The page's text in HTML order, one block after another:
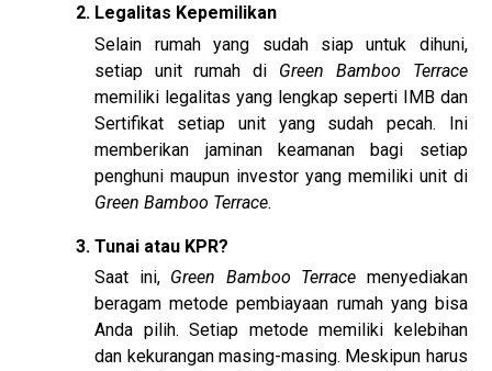
Legalitas Kepemilikan
Selain rumah yang sudah siap untuk dihuni,
setiap unit rumah di Green Bamboo Terrace
memiliki legalitas yang lengkap seperti IMB dan
Sertifikat setiap unit yang sudah pecah. Ini
memberikan jaminan keamanan bagi setiap
penghuni maupun investor yang memiliki unit di
Green Bamboo Terrace.
Tunai atau KPR?
Saat ini, Green Bamboo Terrace menyediakan
beragam metode pembiayaan rumah yang bisa
Anda pilih. Setiap metode memiliki kelebihan
dan kekurangan masing-masing. Meskipun harus